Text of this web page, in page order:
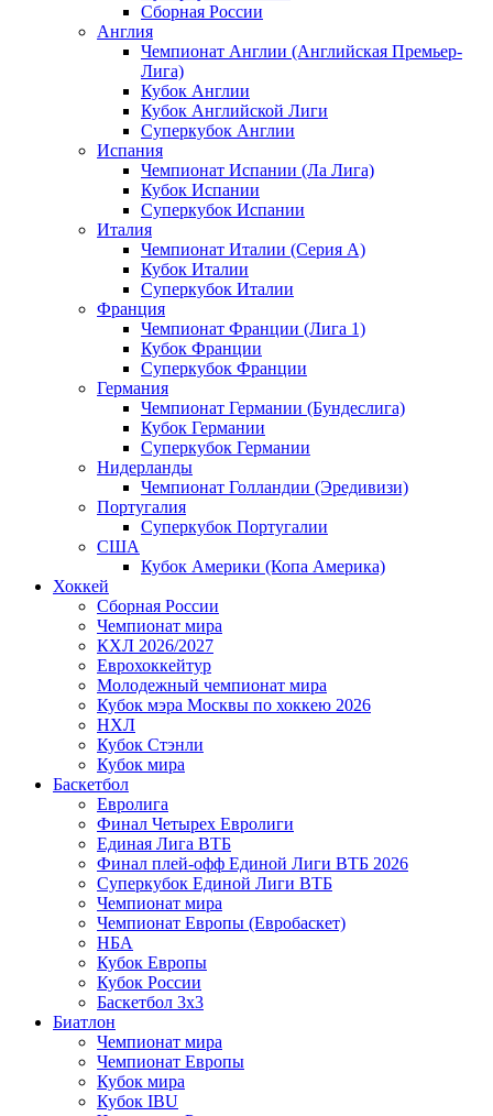
Сборная России
Англия
Чемпионат Англии (Английская Премьер-
Лига)
Кубок Англии
Кубок Английской Лиги
Суперкубок Англии
Испания
Чемпионат Испании (Ла Лига)
Кубок Испании
Суперкубок Испании
Италия
Чемпионат Италии (Серия А)
Кубок Италии
Суперкубок Италии
Франция
Чемпионат Франции (Лига 1)
Кубок Франции
Суперкубок Франции
Германия
Чемпионат Германии (Бундеслига)
Кубок Германии
Суперкубок Германии
Нидерланды
Чемпионат Голландии (Эредивизи)
Португалия
Суперкубок Португалии
США
Кубок Америки (Копа Америка)
Хоккей
Сборная России
Чемпионат мира
КХЛ 2026/2027
Еврохоккейтур
Молодежный чемпионат мира
Кубок мэра Москвы по хоккею 2026
НХЛ
Кубок Стэнли
Кубок мира
Баскетбол
Евролига
Финал Четырех Евролиги
Единая Лига ВТБ
Финал плей-офф Единой Лиги ВТБ 2026
Суперкубок Единой Лиги ВТБ
Чемпионат мира
Чемпионат Европы (Евробаскет)
НБА
Кубок Европы
Кубок России
Баскетбол 3х3
Биатлон
Чемпионат мира
Чемпионат Европы
Кубок мира
Кубок IBU